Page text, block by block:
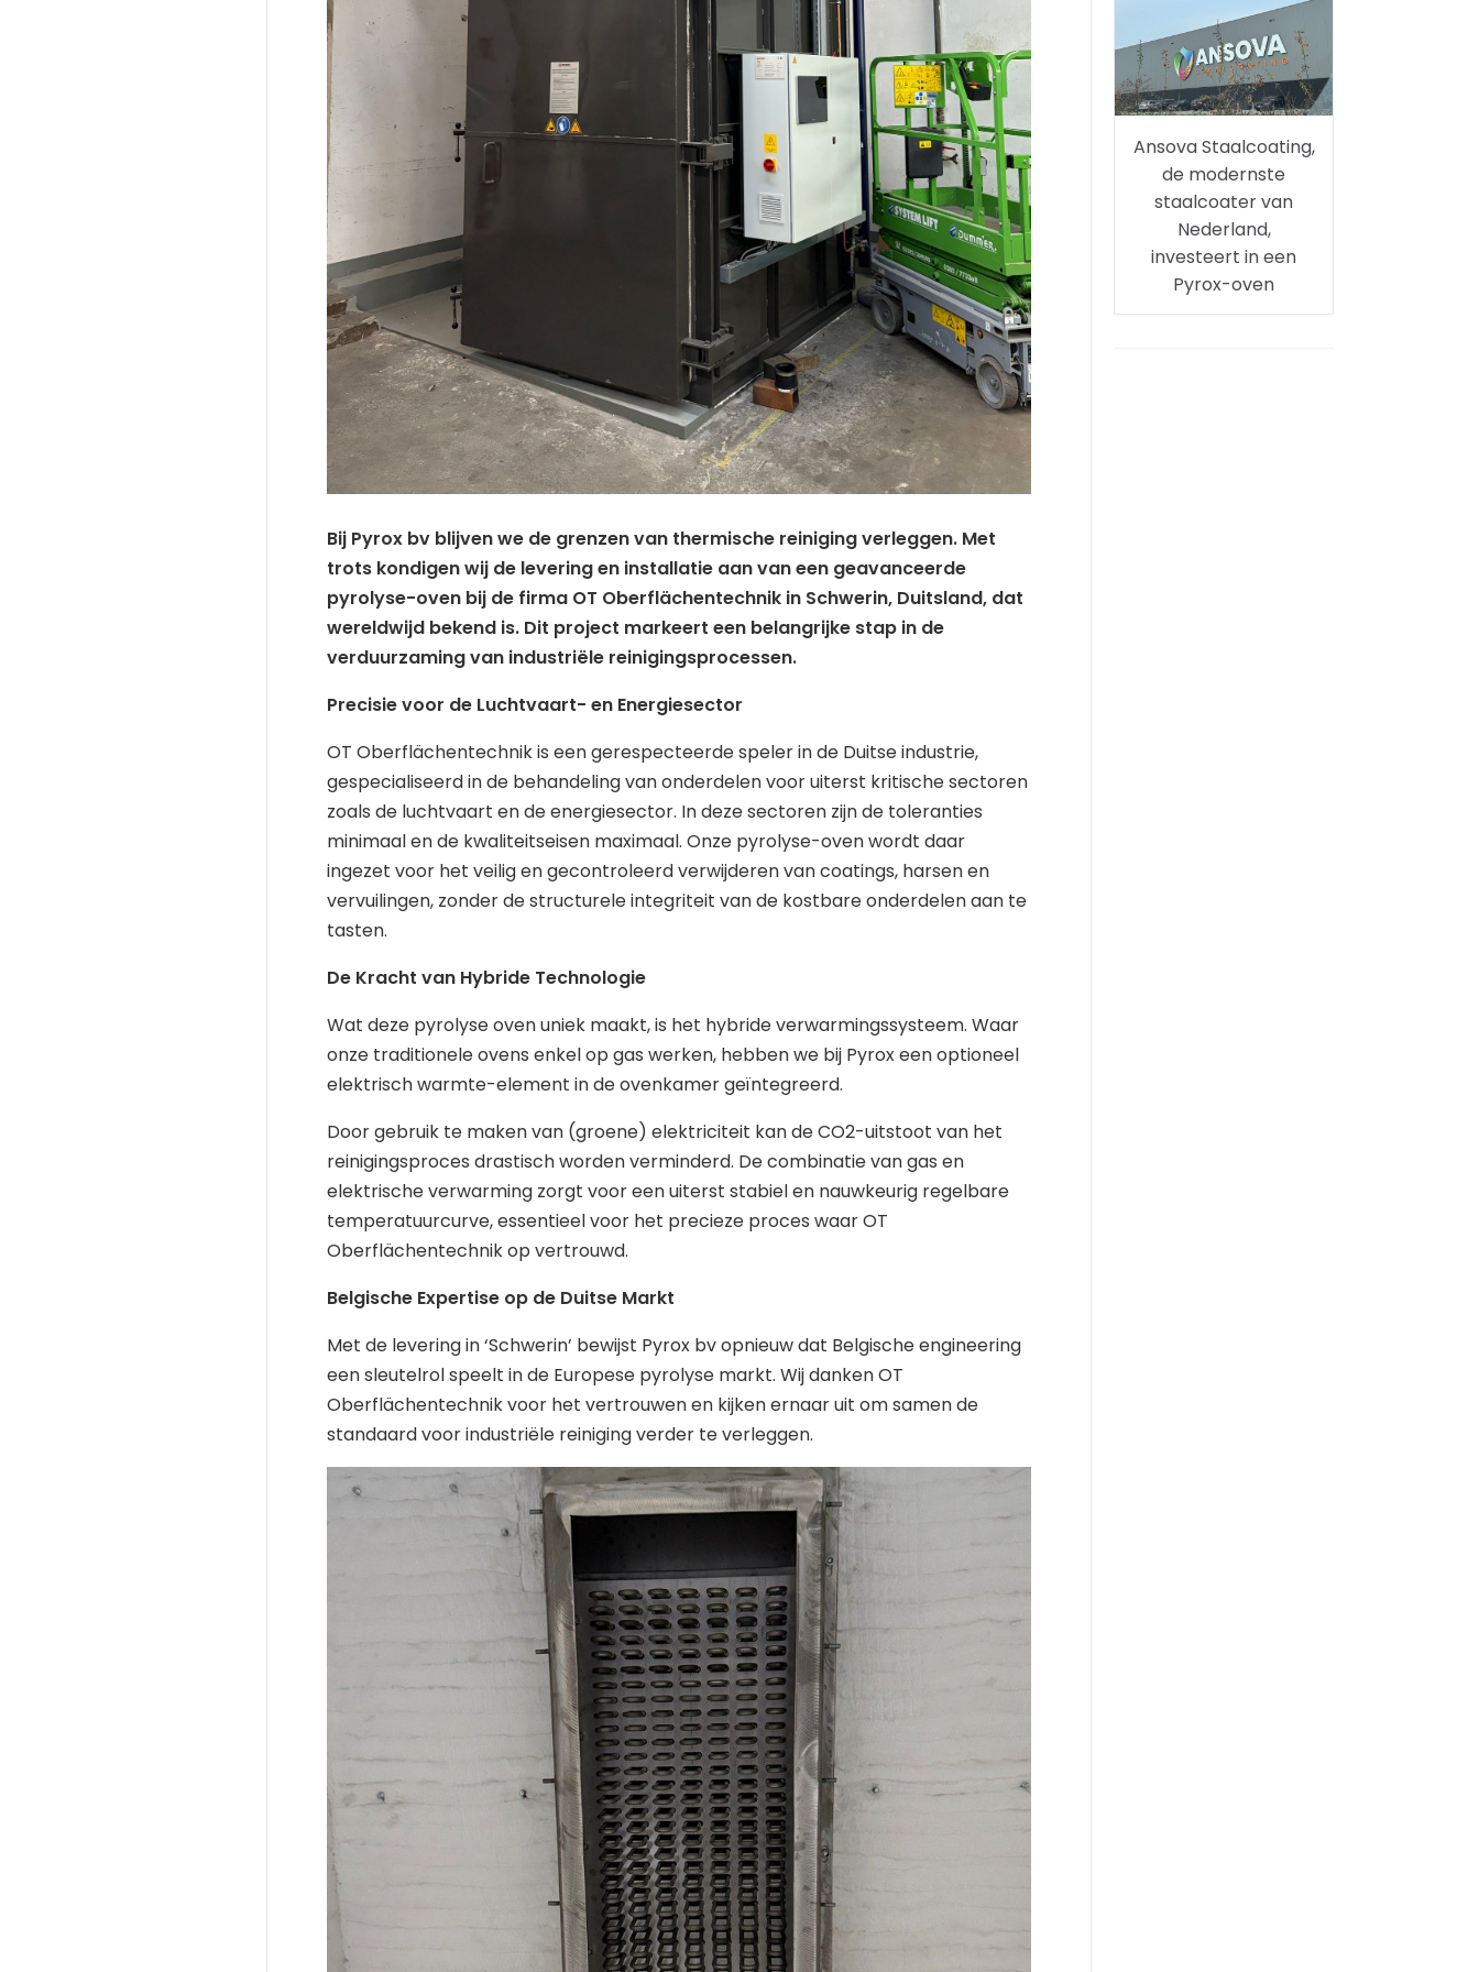
Bij Pyrox bv blijven we de grenzen van thermische reiniging verleggen. Met
trots kondigen wij de levering en installatie aan van een geavanceerde
pyrolyse-oven bij de firma OT Oberflächentechnik in Schwerin, Duitsland, dat
wereldwijd bekend is. Dit project markeert een belangrijke stap in de
verduurzaming van industriële reinigingsprocessen.
Precisie voor de Luchtvaart- en Energiesector
OT Oberflächentechnik is een gerespecteerde speler in de Duitse industrie,
gespecialiseerd in de behandeling van onderdelen voor uiterst kritische sectoren
zoals de luchtvaart en de energiesector. In deze sectoren zijn de toleranties
minimaal en de kwaliteitseisen maximaal. Onze pyrolyse-oven wordt daar
ingezet voor het veilig en gecontroleerd verwijderen van coatings, harsen en
vervuilingen, zonder de structurele integriteit van de kostbare onderdelen aan te
tasten.
De Kracht van Hybride Technologie
Wat deze pyrolyse oven uniek maakt, is het hybride verwarmingssysteem. Waar
onze traditionele ovens enkel op gas werken, hebben we bij Pyrox een optioneel
elektrisch warmte-element in de ovenkamer geïntegreerd.
Door gebruik te maken van (groene) elektriciteit kan de CO2-uitstoot van het
reinigingsproces drastisch worden verminderd. De combinatie van gas en
elektrische verwarming zorgt voor een uiterst stabiel en nauwkeurig regelbare
temperatuurcurve, essentieel voor het precieze proces waar OT
Oberflächentechnik op vertrouwd.
Belgische Expertise op de Duitse Markt
Met de levering in ‘Schwerin’ bewijst Pyrox bv opnieuw dat Belgische engineering
een sleutelrol speelt in de Europese pyrolyse markt. Wij danken OT
Oberflächentechnik voor het vertrouwen en kijken ernaar uit om samen de
standaard voor industriële reiniging verder te verleggen.
Ansova Staalcoating,
de modernste
staalcoater van
Nederland,
investeert in een
Pyrox-oven